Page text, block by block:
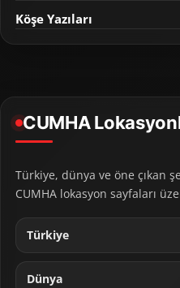
Köşe Yazıları
CUMHA
Türkiye, dünya ve öne çıkan
CUMHA lokasyon sayfaları
Türkiye
Dünya